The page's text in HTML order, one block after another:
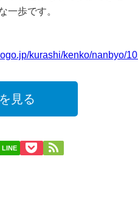
一歩です。
kurashi/kenko/nanbyo/
見る
LINE